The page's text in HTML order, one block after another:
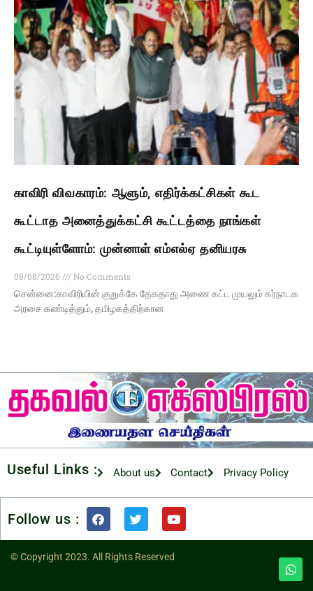
காவிரி விவகாரம்: ஆளும், எதிர்க்கட்சிகள் கூட
கூட்டாத அனைத்துக்கட்சி கூட்டத்தை நாங்கள்
கூட்டியுள்ளோம்: முன்னாள் எம்எல்ஏ தனியரசு
08/08/2026
No Comments
சென்னை:காவிரியின் குறுக்கே தேகதாது அணை கட்ட முயலும் கர்நாடக
அரசை கண்டித்தும், தமிழகத்திற்கான
Useful Links : About us Contact Privacy Policy
Follow us :
© Copyright 2023. All Rights Reserved